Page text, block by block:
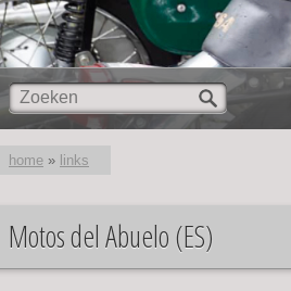
Zoekveld
Zoeken
U bent hier
home » links
Motos del Abuelo (ES)